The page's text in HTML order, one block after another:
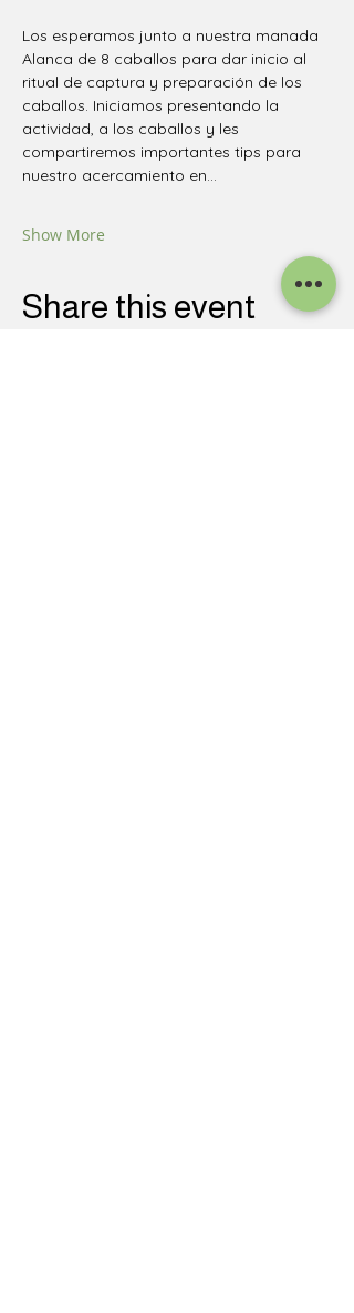
Los esperamos junto a nuestra manada
Alanca de 8 caballos para dar inicio al
ritual de captura y preparación de los
caballos. Iniciamos presentando la
actividad, a los caballos y les
compartiremos importantes tips para
nuestro acercamiento en…
Show More
Share this event